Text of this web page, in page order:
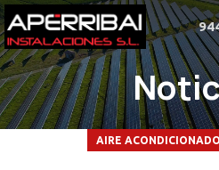
AIRE ACONDICIONADO